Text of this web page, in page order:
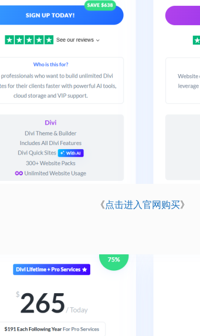
《点击进入官网购买》